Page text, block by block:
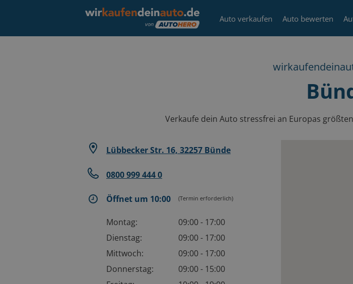
Auto verkaufen Auto bewerten
Verkaufe dein Auto stressfrei an Europas
Lübbecker Str. 16, 32257 Bünde
0800 999 444 0
Öffnet um 10:00 (Termin erforderlich)
Montag:
09:00 - 17:00
Dienstag:
09:00 - 17:00
Mittwoch:
09:00 - 17:00
Donnerstag:
09:00 - 15:00